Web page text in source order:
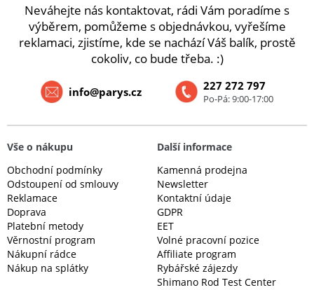
Neváhejte nás kontaktovat, rádi Vám poradíme s
výběrem, pomůžeme s objednávkou, vyřešíme
reklamaci, zjistíme, kde se nachází Váš balík, prostě
cokoliv, co bude třeba. :)
227 272 797
Po-Pá: 9:00-17:00
info@parys.cz
Vše o nákupu
Obchodní podmínky
Odstoupení od smlouvy
Reklamace
Doprava
Platební metody
Věrnostní program
Nákupní rádce
Nákup na splátky
Další informace
Kamenná prodejna
Newsletter
Kontaktní údaje
GDPR
EET
Volné pracovní pozice
Affiliate program
Rybářské zájezdy
Shimano Rod Test Center